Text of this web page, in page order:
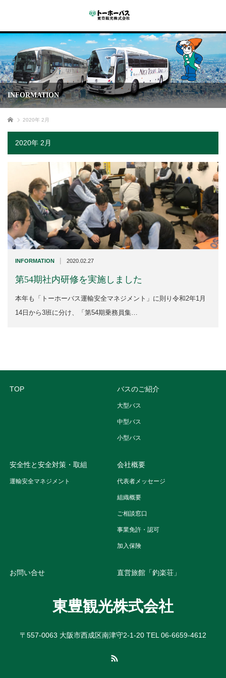
INFORMATION
ホーム 2020年 2月
2020年 2月
INFORMATION | 2020.02.27
第54期社内研修を実施しました
本年も「トーホーバス運輸安全マネジメント」に則り令和2年1月
14日から3班に分け、「第54期乗務員集…
TOP バスのご紹介
大型バス
中型バス
小型バス
安全性と安全対策・取組
運輸安全マネジメント
会社概要
代表者メッセージ
組織概要
ご相談窓口
事業免許・認可
加入保険
お問い合せ 直営旅館「釣楽荘」
東豊観光株式会社
〒557-0063 大阪市西成区南津守2-1-20 TEL 06-6659-4612